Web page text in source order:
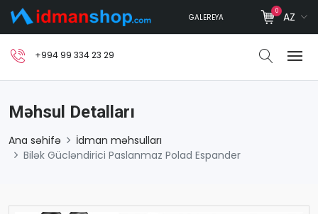
GALEREYA
0 AZ
+994 99 334 23 29
Məhsul Detalları
Ana səhifə
İdman məhsulları
Bilək Gücləndirici Paslanmaz Polad Espander